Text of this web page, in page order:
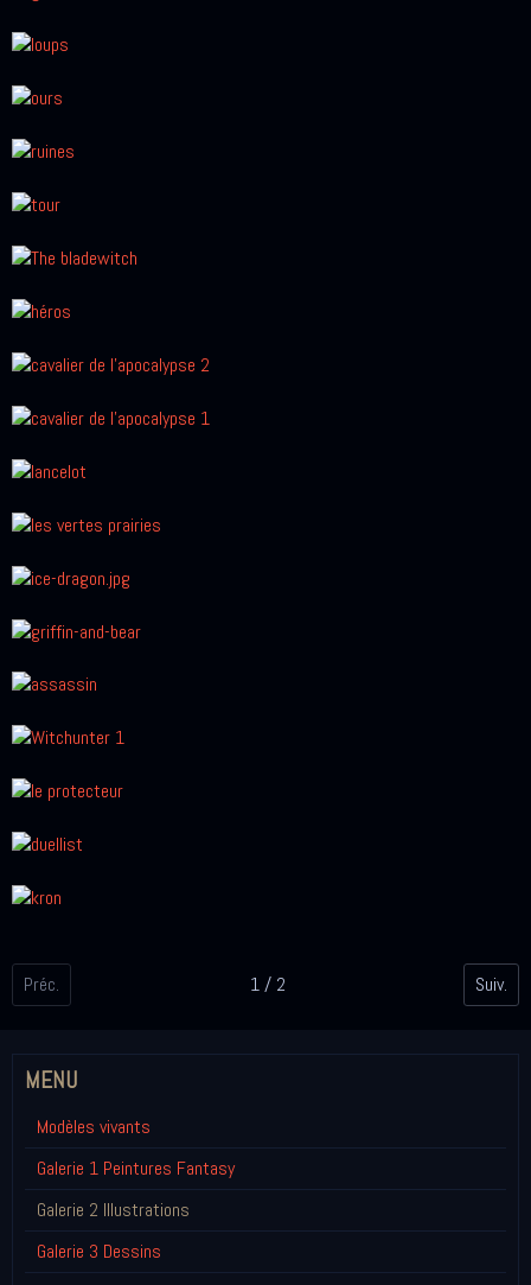
Préc. 1 / 2 Suiv.
MENU
Modèles vivants
Galerie 1 Peintures Fantasy
Galerie 2 Illustrations
Galerie 3 Dessins